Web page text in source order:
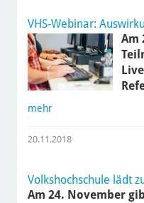
VHS-Webinar:
Am
mehr
20.11.2018
Volkshochschule lädt
Am 24. November